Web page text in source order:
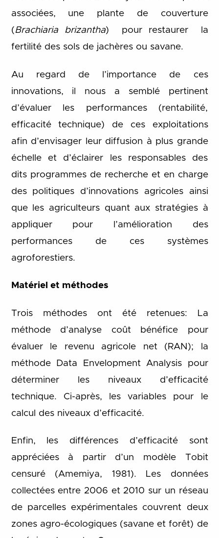
associées, une plante de couverture
(Brachiaria brizantha) pour restaurer la
fertilité des sols de jachères ou savane.
Au regard de l’importance de ces
innovations, il nous a semblé pertinent
d’évaluer les performances (rentabilité,
efficacité technique) de ces exploitations
afin d’envisager leur diffusion à plus grande
échelle et d’éclairer les responsables des
dits programmes de recherche et en charge
des politiques d’innovations agricoles ainsi
que les agriculteurs quant aux stratégies à
appliquer pour l’amélioration des
performances de ces systèmes
agroforestiers.
Matériel et méthodes
Trois méthodes ont été retenues: La
méthode d’analyse coût bénéfice pour
évaluer le revenu agricole net (RAN); la
méthode Data Envelopment Analysis pour
déterminer les niveaux d’efficacité
technique. Ci-après, les variables pour le
calcul des niveaux d’efficacité.
Enfin, les différences d’efficacité sont
appréciées à partir d’un modèle Tobit
censuré (Amemiya, 1981). Les données
collectées entre 2006 et 2010 sur un réseau
de parcelles expérimentales couvrent deux
zones agro-écologiques (savane et forêt) de